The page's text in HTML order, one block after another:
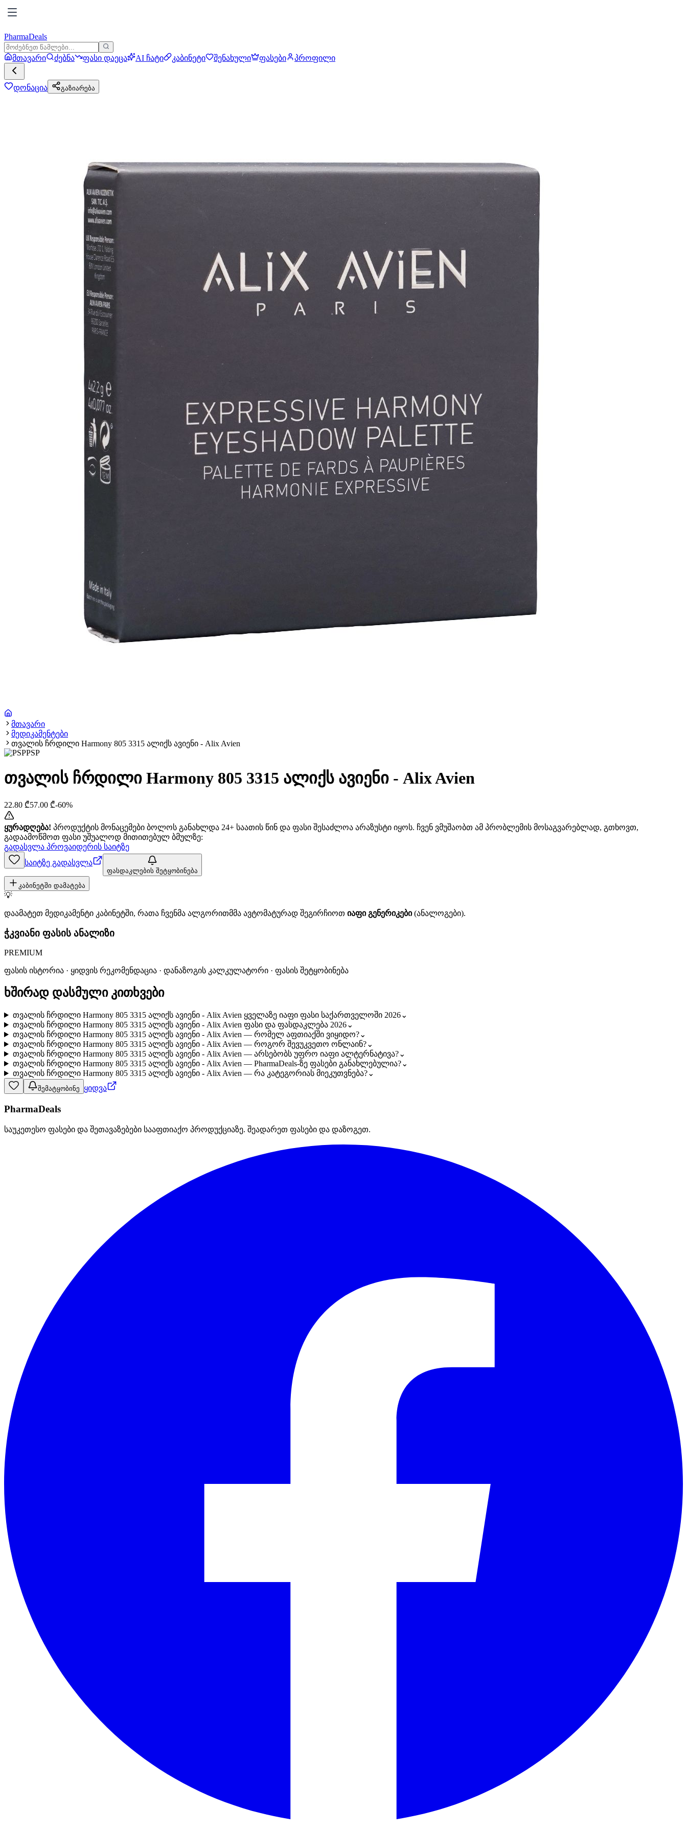
PharmaDeals
მთავარი ძებნა ფასი დაეცა AI ჩატი კაბინეტი შენახული ფასები პროფილი
დონაცია გაზიარება
მთავარი
მედიკამენტები
თვალის ჩრდილი Harmony 805 3315 ალიქს ავიენი - Alix Avien
PSP
თვალის ჩრდილი Harmony 805 3315 ალიქს ავიენი - Alix Avien
22.80 ₾57.00 ₾-60%
ყურადღება! პროდუქტის მონაცემები ბოლოს განახლდა 24+ საათის წინ და ფასი შესაძლოა არაზუსტი იყოს. ჩვენ ვმუშაობთ ამ პრობლემის მოსაგვარებლად, გთხოვთ,
გადაამოწმოთ ფასი უშუალოდ მითითებულ ბმულზე:
გადასვლა პროვაიდერის საიტზე
საიტზე გადასვლა
ფასდაკლების შეტყობინება
კაბინეტში დამატება
💡
დაამატეთ მედიკამენტი კაბინეტში, რათა ჩვენმა ალგორითმმა ავტომატურად შეგირჩიოთ იაფი გენერიკები(ანალოგები).
ჭკვიანი ფასის ანალიზი
PREMIUM
ფასის ისტორია · ყიდვის რეკომენდაცია · დანაზოგის კალკულატორი · ფასის შეტყობინება
ხშირად დასმული კითხვები
თვალის ჩრდილი Harmony 805 3315 ალიქს ავიენი - Alix Avien ყველაზე იაფი ფასი საქართველოში 2026⌄
თვალის ჩრდილი Harmony 805 3315 ალიქს ავიენი - Alix Avien ფასი და ფასდაკლება 2026⌄
თვალის ჩრდილი Harmony 805 3315 ალიქს ავიენი - Alix Avien — რომელ აფთიაქში ვიყიდო?⌄
თვალის ჩრდილი Harmony 805 3315 ალიქს ავიენი - Alix Avien — როგორ შევუკვეთო ონლაინ?⌄
თვალის ჩრდილი Harmony 805 3315 ალიქს ავიენი - Alix Avien — არსებობს უფრო იაფი ალტერნატივა?⌄
თვალის ჩრდილი Harmony 805 3315 ალიქს ავიენი - Alix Avien — PharmaDeals-ზე ფასები განახლებულია?⌄
თვალის ჩრდილი Harmony 805 3315 ალიქს ავიენი - Alix Avien — რა კატეგორიას მიეკუთვნება?⌄
შემატყობინე ყიდვა
PharmaDeals
საუკეთესო ფასები და შეთავაზებები სააფთიაქო პროდუქციაზე. შეადარეთ ფასები და დაზოგეთ.